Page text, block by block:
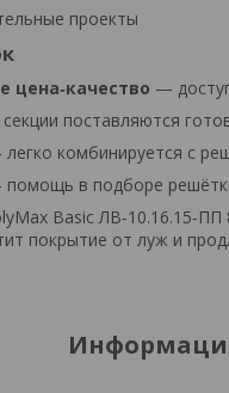
проекты
цена‑качество —
поставляются
комбинируется с
в подборе
Basic
покрытие от луж и